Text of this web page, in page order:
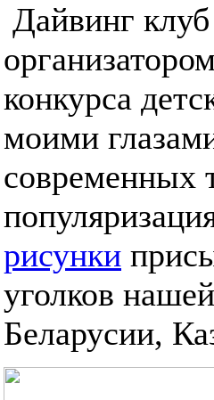
Дайвинг
конкурса
моими
современных
рисунки
уголков
Беларусии,